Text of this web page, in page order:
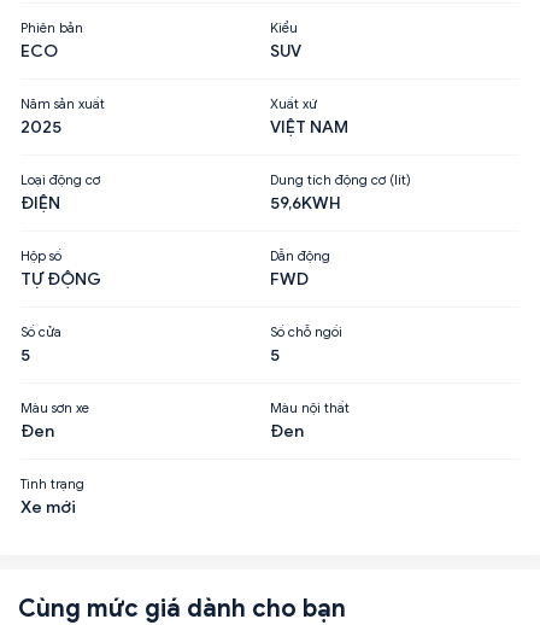
Phiên bản
ECO
Kiểu
SUV
Năm sản xuất
2025
Xuất xứ
VIỆT NAM
Loại động cơ
ĐIỆN
Dung tích động cơ (lít)
59,6KWH
Hộp số
TỰ ĐỘNG
Dẫn động
FWD
Số cửa
5
Số chỗ ngồi
5
Màu sơn xe
Đen
Màu nội thất
Đen
Tình trạng
Xe mới
Cùng mức giá dành cho bạn